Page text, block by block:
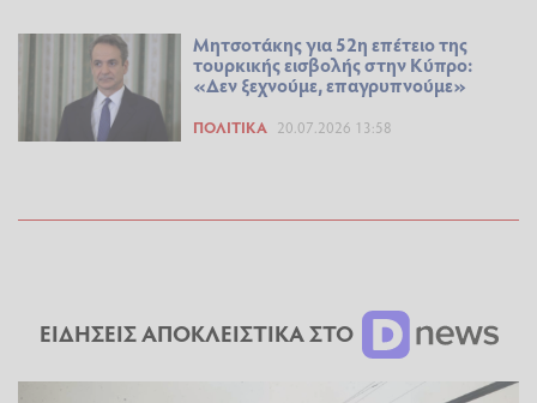
Μητσοτάκης για 52η επέτειο της
τουρκικής εισβολής στην Κύπρο:
«Δεν ξεχνούμε, επαγρυπνούμε»
ΠΟΛΙΤΙΚΆ 20.07.2026 13:58
ΕΙΔΗΣΕΙΣ ΑΠΟΚΛΕΙΣΤΙΚΑ ΣΤΟ